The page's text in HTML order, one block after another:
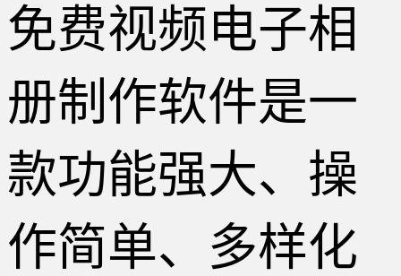
免费视频电子相
册制作软件是一
款功能强大、操
作简单、多样化